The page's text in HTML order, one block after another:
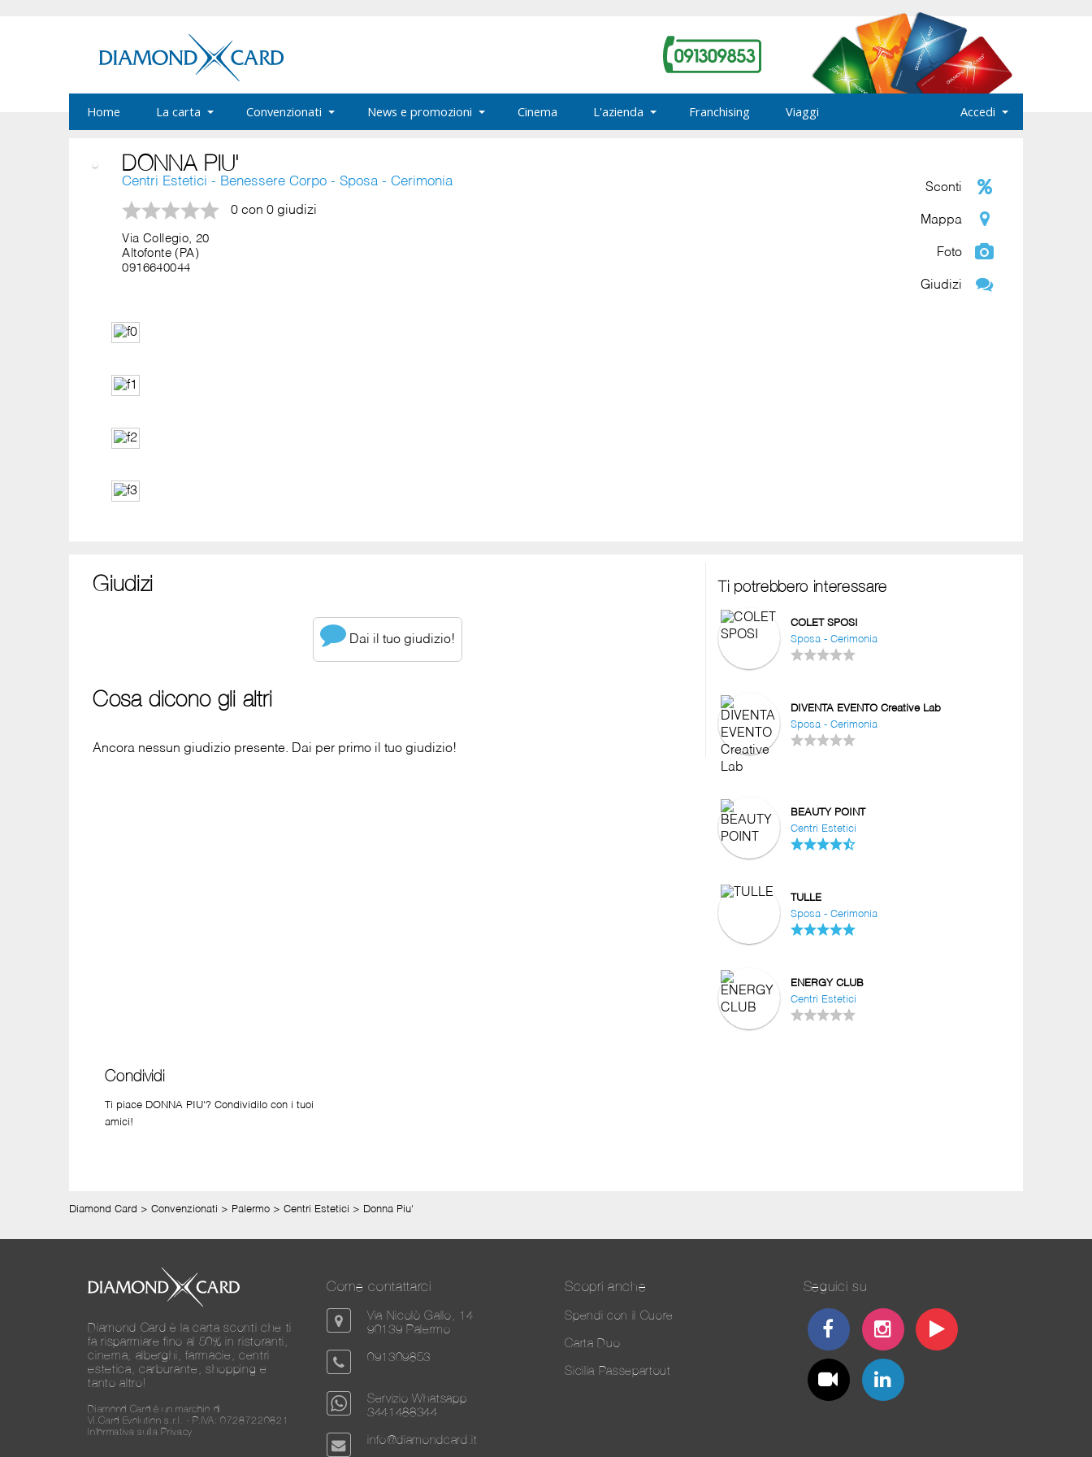
Home La carta Convenzionati News e promozioni Cinema L'azienda Franchising Viaggi Accedi
DONNA PIU'
Centri Estetici - Benessere Corpo - Sposa - Cerimonia
0 con 0 giudizi
Via Collegio, 20
Altofonte (PA)
0916640044
Sconti
Mappa
Foto
Giudizi
Giudizi
Dai il tuo giudizio!
Cosa dicono gli altri
Ancora nessun giudizio presente. Dai per primo il tuo giudizio!
Ti potrebbero interessare
COLET SPOSI
Sposa - Cerimonia
DIVENTA EVENTO Creative Lab
Sposa - Cerimonia
BEAUTY POINT
Centri Estetici
TULLE
Sposa - Cerimonia
ENERGY CLUB
Centri Estetici
Condividi
Ti piace DONNA PIU'? Condividilo con i tuoi
amici!
Diamond Card > Convenzionati > Palermo > Centri Estetici > Donna Piu'
Diamond Card è la carta sconti che ti
fa risparmiare fino al 50% in ristoranti,
cinema, alberghi, farmacie, centri
estetica, carburante, shopping e
tanto altro!
Diamond Card è un marchio di
Vi.Card Evolution s.r.l. - P.IVA: 07287220821
Informativa sulla Privacy
Come contattarci
Via Nicolò Gallo, 14
90139 Palermo
091309853
Servizio Whatsapp
3441488344
info@diamondcard.it
Scopri anche
Spendi con il Cuore
Carta Duo
Sicilia Passepartout
Seguici su